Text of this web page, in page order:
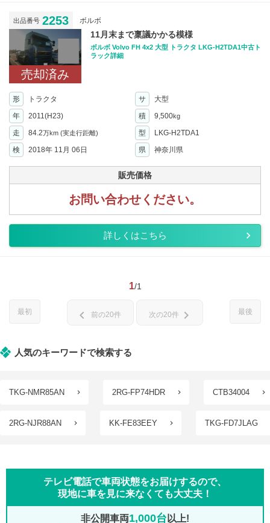
出品番号 2253 ボルボ
売却済み
11月末まで稟議かかる模様
ボルボ Volvo FH 4x2 大型 トラクタ LKG-H2TDA1中古ト
ラック詳細
形 トラクタ サ
大型
年
2011(H23) 積 9,500kg
走 84.2万km (実走行距離) 型
LKG-H2TDA1
検
2018年 11月 06日 県 神奈川県
販売価格
お問い合わせください。
詳しくはこちら
1/1
最初 最後
chevron_left 前の20件 次の20件 chevron_right
人気のキーワードで検索する
TKG-NMR85AN 2RG-FP74HDR CTB34004
2RG-NJR88AN KK-FE83EEY TKG-FD7JLAG
テレビ電話で車両状態をお届けするので、
現地に車を見に来なくても大丈夫！
非公開車両1,000台以上!